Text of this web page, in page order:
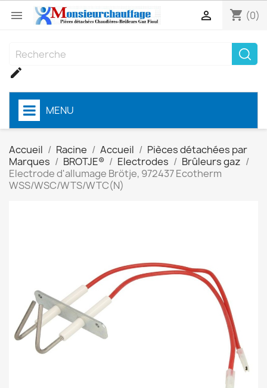
 shopping_cart (0)


MENU
Accueil Racine Accueil
Pièces détachées par
Marques
BROTJE® Electrodes
Brûleurs gaz
Electrode d'allumage Brötje, 972437 Ecotherm
WSS/WSC/WTS/WTC(N)